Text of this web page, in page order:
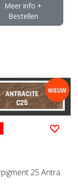
Meer info +
Bestellen
25 Antra